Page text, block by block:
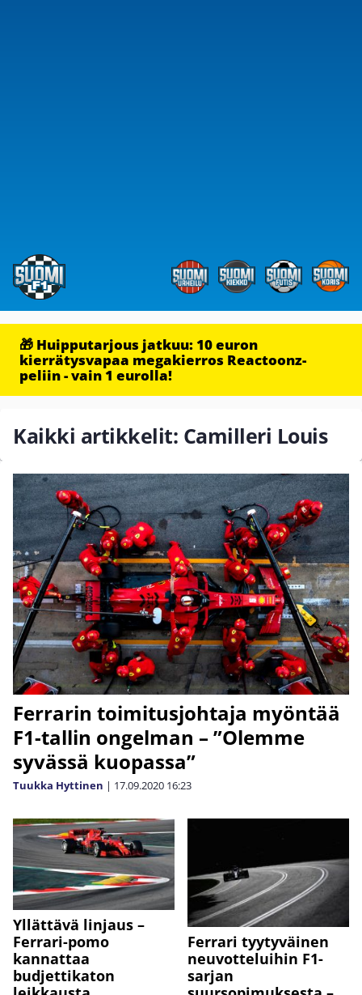
🎁 Huipputarjous jatkuu: 10 euron
kierrätysvapaa megakierros Reactoonz-
peliin - vain 1 eurolla!
Kaikki artikkelit: Camilleri Louis
Ferrarin toimitusjohtaja myöntää
F1-tallin ongelman – ”Olemme
syvässä kuopassa”
Tuukka Hyttinen | 17.09.2020 16:23
Yllättävä linjaus –
Ferrari-pomo
kannattaa
budjettikaton
Ferrari tyytyväinen
neuvotteluihin F1-
sarjan